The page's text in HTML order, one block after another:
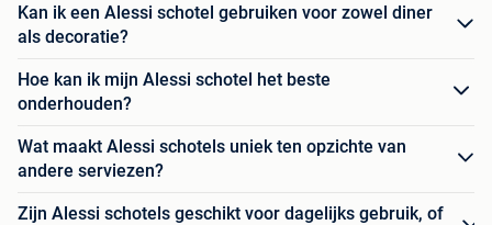
Kan ik een Alessi schotel gebruiken voor zowel diner
als decoratie?
Hoe kan ik mijn Alessi schotel het beste
onderhouden?
Wat maakt Alessi schotels uniek ten opzichte van
andere serviezen?
Zijn Alessi schotels geschikt voor dagelijks gebruik, of